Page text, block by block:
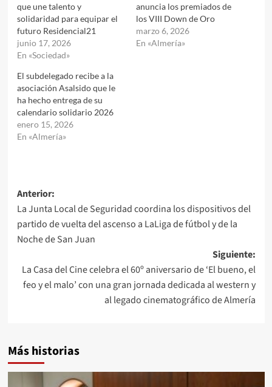
que une talento y
solidaridad para equipar el
futuro Residencial21
junio 17, 2026
En «Sociedad»
anuncia los premiados de
los VIII Down de Oro
marzo 6, 2026
En «Almería»
El subdelegado recibe a la
asociación Asalsido que le
ha hecho entrega de su
calendario solidario 2026
enero 15, 2026
En «Almería»
Navegación
de
entradas
Anterior:
La Junta Local de Seguridad coordina los dispositivos del
partido de vuelta del ascenso a LaLiga de fútbol y de la
Noche de San Juan
Siguiente:
La Casa del Cine celebra el 60º aniversario de ‘El bueno, el
feo y el malo’ con una gran jornada dedicada al western y
al legado cinematográfico de Almería
Más historias